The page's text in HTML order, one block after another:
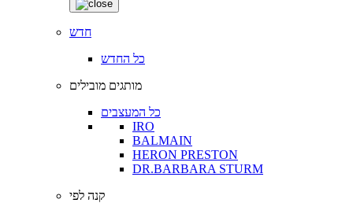
חדש
כל החדש
מותגים מובילים
כל המעצבים
IRO
BALMAIN
HERON PRESTON
DR.BARBARA STURM
קנה לפי